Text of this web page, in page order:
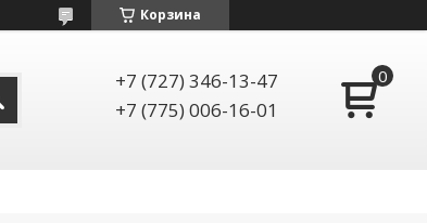
Корзина
+7 (727) 346-13-47
+7 (775) 006-16-01